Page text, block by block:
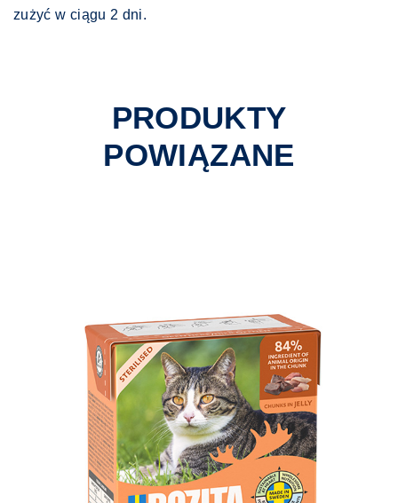
zużyć w ciągu 2 dni.
PRODUKTY
POWIĄZANE